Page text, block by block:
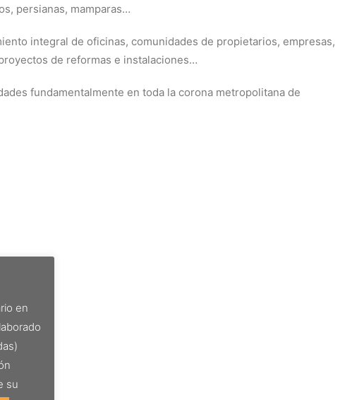
persianas, mamparas…
integral de oficinas, comunidades de propietarios, empresas,
de reformas e instalaciones…
fundamentalmente en toda la corona metropolitana de
en
su